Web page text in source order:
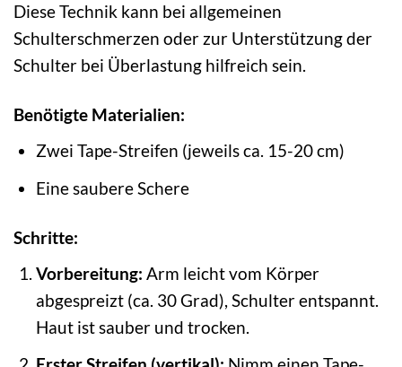
Diese Technik kann bei allgemeinen
Schulterschmerzen oder zur Unterstützung der
Schulter bei Überlastung hilfreich sein.
Benötigte Materialien:
Zwei Tape-Streifen (jeweils ca. 15-20 cm)
Eine saubere Schere
Schritte:
Vorbereitung: Arm leicht vom Körper
abgespreizt (ca. 30 Grad), Schulter entspannt.
Haut ist sauber und trocken.